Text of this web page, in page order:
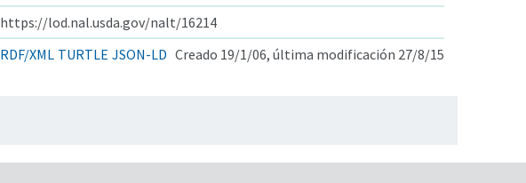
https://lod.nal.usda.gov/nalt/16214
RDF/XML TURTLE JSON-LD Creado 19/1/06, última modificación 27/8/15